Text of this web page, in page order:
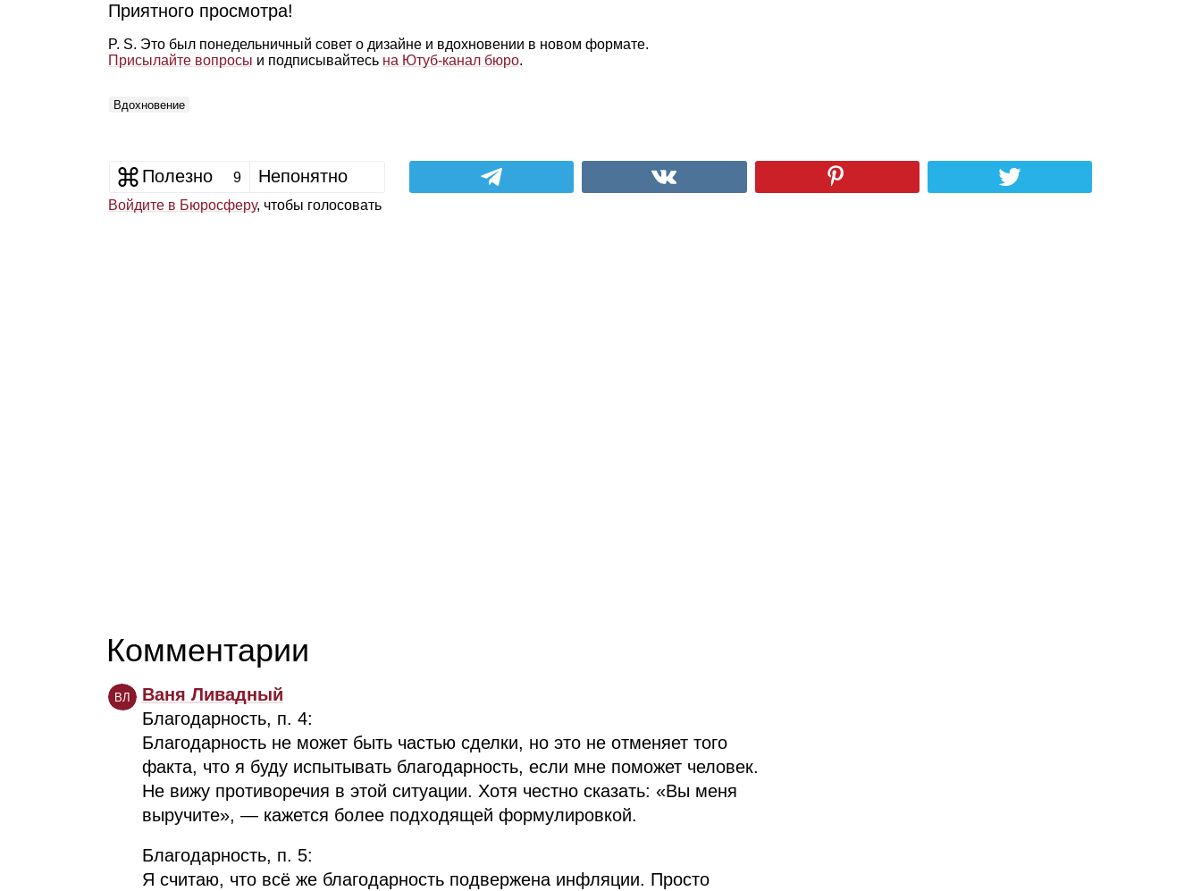
Приятного просмотра!
P. S. Это был понедельничный совет о дизайне и вдохновении в новом формате.
Присылайте вопросы и подписывайтесь на Ютуб‑канал бюро.
Вдохновение
Полезно 9 Непонятно
Войдите в Бюросферу, чтобы голосовать
Комментарии
ВЛ
Ваня Ливадный
Благодарность, п. 4:
Благодарность не может быть частью сделки, но это не отменяет того
факта, что я буду испытывать благодарность, если мне поможет человек.
Не вижу противоречия в этой ситуации. Хотя честно сказать: «Вы меня
выручите», — кажется более подходящей формулировкой.
Благодарность, п. 5:
Я считаю, что всё же благодарность подвержена инфляции. Просто